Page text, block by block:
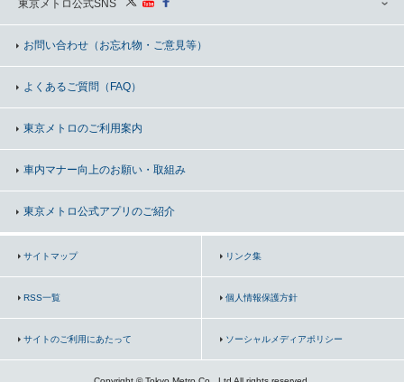
東京メトロ公式SNS
お問い合わせ （お忘れ物・ご意見等）
よくあるご質問（FAQ）
東京メトロのご利用案内
車内マナー向上のお願い・取組み
東京メトロ公式アプリのご紹介
サイトマップ リンク集
RSS一覧 個人情報保護方針
サイトのご利用にあたって ソーシャルメディアポリシー